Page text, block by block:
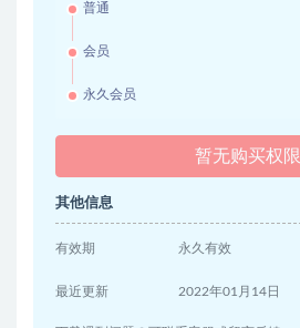
普通
会员
永久会员
暂无购买权限
其他信息
有效期 永久有效
最近更新 2022年01月14日